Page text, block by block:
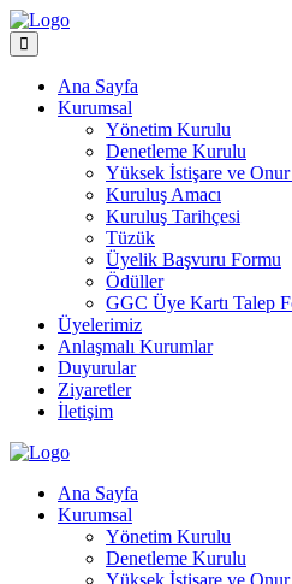
Ana Sayfa
Kurumsal
Yönetim Kurulu
Denetleme Kurulu
Yüksek İstişare ve
Kuruluş Amacı
Kuruluş Tarihçesi
Tüzük
Üyelik Başvuru Formu
Ödüller
GGC Üye Kartı Talep
Üyelerimiz
Anlaşmalı Kurumlar
Duyurular
Ziyaretler
İletişim
Ana Sayfa
Kurumsal
Yönetim Kurulu
Denetleme Kurulu
Yüksek İstişare ve